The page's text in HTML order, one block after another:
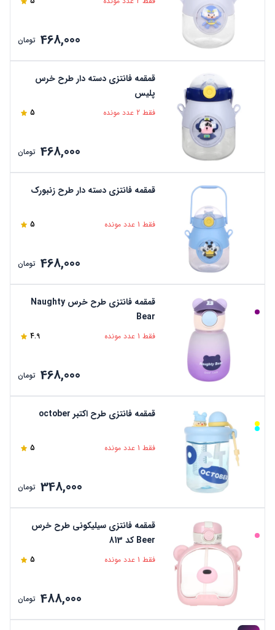
468,000 تومان
قمقمه فانتزی دسته دار طرح خرس
پلیس
فقط 2 عدد مونده 5
468,000 تومان
قمقمه فانتزی دسته دار طرح زنبورک
فقط 1 عدد مونده 5
468,000 تومان
قمقمه فانتزی طرح خرس Naughty
Bear
فقط 1 عدد مونده 4.9
468,000 تومان
قمقمه فانتزی طرح اکتبر october
فقط 1 عدد مونده 5
348,000 تومان
قمقمه فانتزی سیلیکونی طرح خرس
Beer کد 813
فقط 1 عدد مونده 5
488,000 تومان